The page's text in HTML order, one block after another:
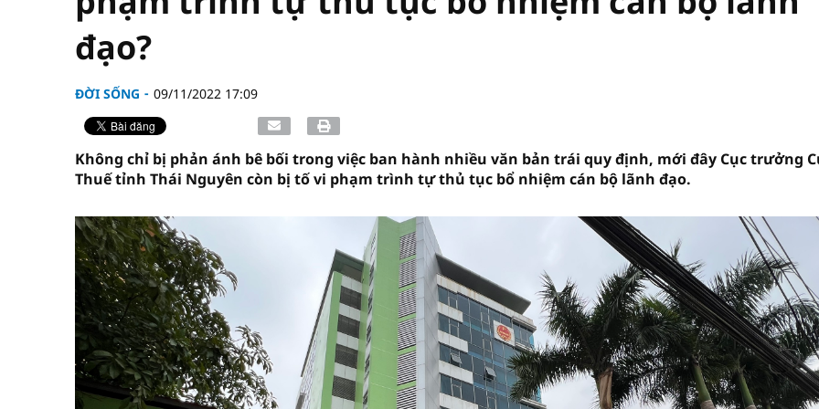
đạo?
ĐỜI SỐNG 09/11/2022 17:09
Không chỉ bị phản ánh bê bối trong việc ban hành nhiều văn bản trái quy định, mới đây Cục trưởng
Thuế tỉnh Thái Nguyên còn bị tố vi phạm trình tự thủ tục bổ nhiệm cán bộ lãnh đạo.